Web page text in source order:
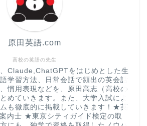
高校の英語の先生
原田英語.com
Claude,ChatGPTをはじめとした生
学習方法、日常会話で頻出の英会話
慣用表現などを、原田高志（高校の
めていきます。また、大学入試によ
も徹底的に掲載していきます！★英
内士 ★東京シティガイド検定の取
英語名言・格言・カッコい
い英語＆素敵な英文フレー
CONTACT